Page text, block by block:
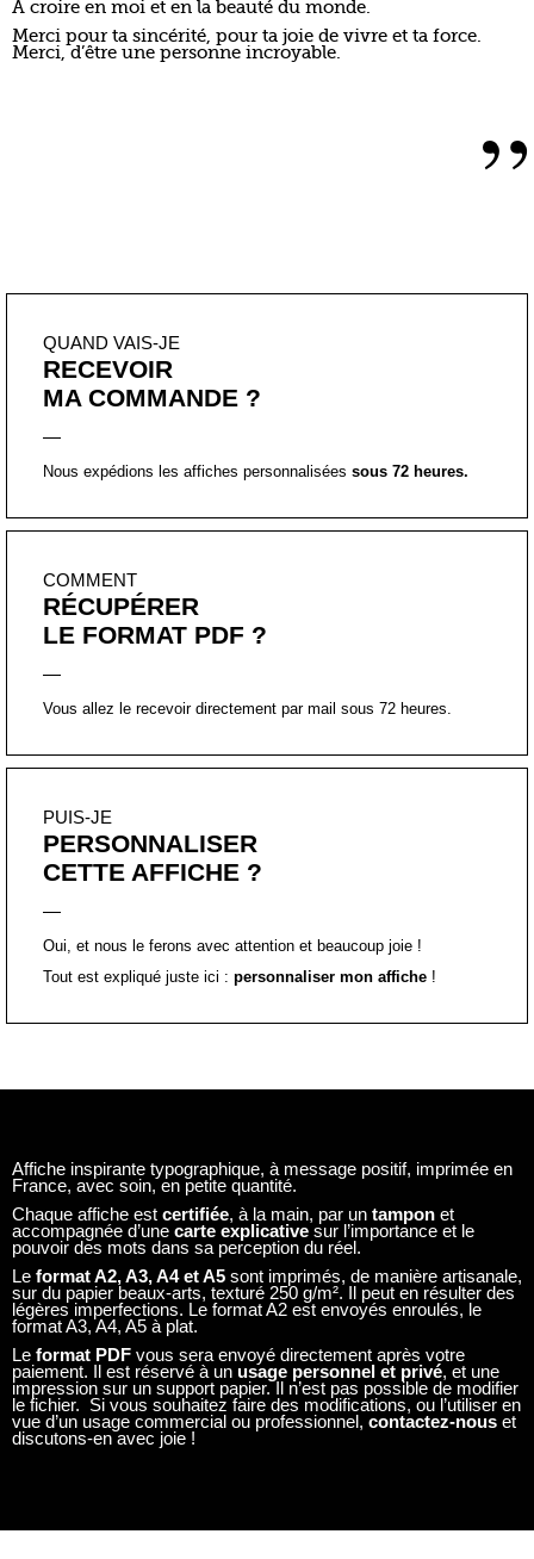
A croire en moi et en la beauté du monde.
Merci pour ta sincérité, pour ta joie de vivre et ta force.
Merci, d’être une personne incroyable.
”
QUAND VAIS-JE
RECEVOIR
MA COMMANDE ?
Nous expédions les affiches personnalisées sous 72 heures.
COMMENT
RÉCUPÉRER
LE FORMAT PDF ?
Vous allez le recevoir directement par mail sous 72 heures.
PUIS-JE
PERSONNALISER
CETTE AFFICHE ?
Oui, et nous le ferons avec attention et beaucoup joie !
Tout est expliqué juste ici : personnaliser mon affiche !
Affiche inspirante typographique, à message positif, imprimée en
France, avec soin, en petite quantité.
Chaque affiche est certifiée, à la main, par un tampon et
accompagnée d’une carte explicative sur l’importance et le
pouvoir des mots dans sa perception du réel.
Le format A2, A3, A4 et A5 sont imprimés, de manière artisanale,
sur du papier beaux-arts, texturé 250 g/m². Il peut en résulter des
légères imperfections. Le format A2 est envoyés enroulés, le
format A3, A4, A5 à plat.
Le format PDF vous sera envoyé directement après votre
paiement. Il est réservé à un usage personnel et privé, et une
impression sur un support papier. Il n’est pas possible de modifier
le fichier. Si vous souhaitez faire des modifications, ou l’utiliser en
vue d’un usage commercial ou professionnel, contactez-nous et
discutons-en avec joie !